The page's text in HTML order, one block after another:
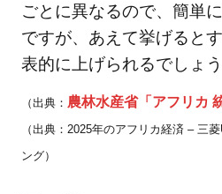
2.1
栄養
失調
感染
症や
ごとに異なるので、簡単
ですが、あえて挙げると
表的に上げられるでしょう
（出典： 農林水産省「アフリカ
（出典：2025年のアフリカ経済 – 三
ング）